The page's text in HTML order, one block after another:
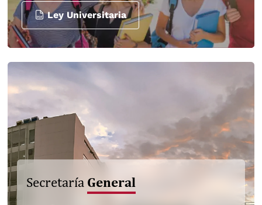
Ley Universitaria
Secretaría General